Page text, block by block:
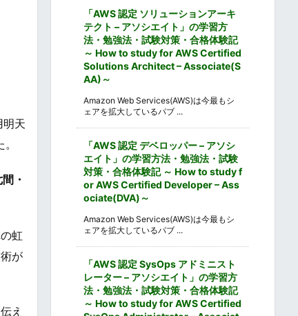
明天
・
虹
が
え
「AWS 認定 ソリューションアーキ
テクト – アソシエイト」の学習方
法・勉強法・試験対策・合格体験記
～ How to study for AWS Certified
Solutions Architect – Associate(S
AA)～
Amazon Web Services(AWS)は今最もシ
ェアを拡大しているパブ ...
「AWS 認定 デベロッパー – アソシ
エイト」の学習方法・勉強法・試験
対策・合格体験記 ～ How to study f
or AWS Certified Developer – Ass
ociate(DVA)～
Amazon Web Services(AWS)は今最もシ
ェアを拡大しているパブ ...
「AWS 認定 SysOps アドミニスト
レーター – アソシエイト」の学習方
法・勉強法・試験対策・合格体験記
～ How to study for AWS Certified